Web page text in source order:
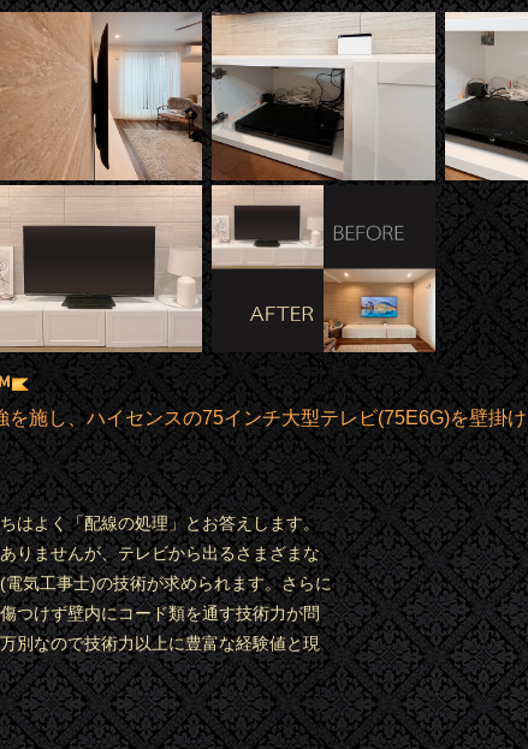
施し、ハイセンスの75インチ大型テレビ(75E6G)を壁掛け
はよく「配線の処理」とお答えします。
りませんが、テレビから出るさまざまな
気工事士)の技術が求められます。さらに
つけず壁内にコード類を通す技術力が問
別なので技術力以上に豊富な経験値と現